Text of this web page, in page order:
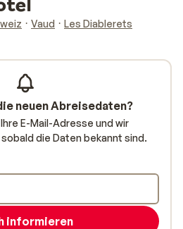
Vaud
Les Diablerets
neuen Abreisedaten?
E-Mail-Adresse und wir
die Daten bekannt sind.
informieren